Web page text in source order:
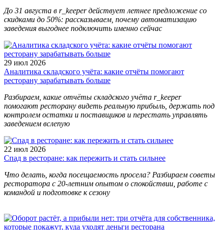
До 31 августа в r_keeper действует летнее предложение со
скидками до 50%: рассказываем, почему автоматизацию
заведения выгоднее подключить именно сейчас
29 июл 2026
Аналитика складского учёта: какие отчёты помогают
ресторану зарабатывать больше
Разбираем, какие отчёты складского учёта r_keeper
помогают ресторану видеть реальную прибыль, держать под
контролем остатки и поставщиков и перестать управлять
заведением вслепую
22 июл 2026
Спад в ресторане: как пережить и стать сильнее
Что делать, когда посещаемость просела? Разбираем советы
ресторатора с 20-летним опытом о спокойствии, работе с
командой и подготовке к сезону